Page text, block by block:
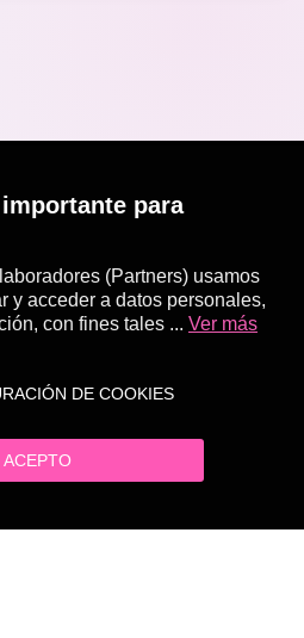
para
(Partners) usamos
y acceder a datos personales,
con fines tales ... Ver más
DE COOKIES
ACEPTO